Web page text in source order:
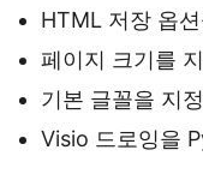
HTML 저장 옵
페이지 크기를
기본 글꼴을 지
Visio 드로잉을